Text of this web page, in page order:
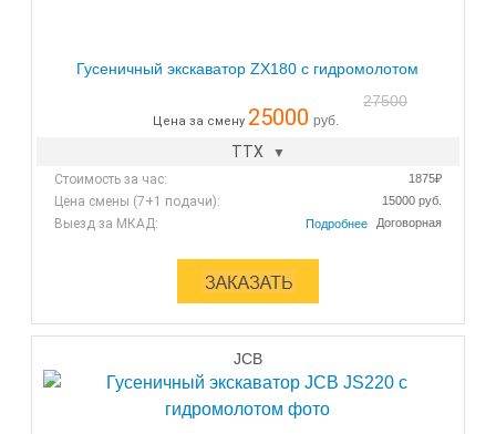
Гусеничный экскаватор ZX180 с гидромолотом
27500
Цена за смену 25000 руб.
ТТХ
Стоимость за час: 1875₽
Цена смены (7+1 подачи): 15000 руб.
Выезд за МКАД: Договорная
JCB